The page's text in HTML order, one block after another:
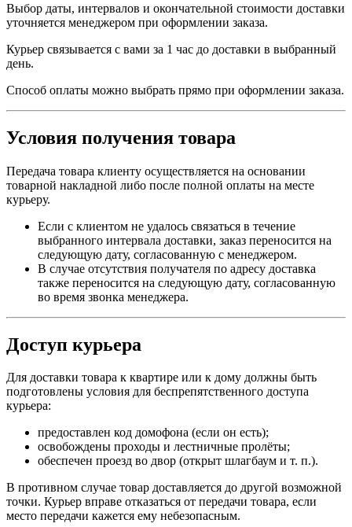
Выбор даты, интервалов и окончательной стоимости доставки
уточняется менеджером при оформлении заказа.
Курьер связывается с вами за 1 час до доставки в выбранный
день.
Способ оплаты можно выбрать прямо при оформлении заказа.
Условия получения товара
Передача товара клиенту осуществляется на основании
товарной накладной либо после полной оплаты на месте
курьеру.
Если с клиентом не удалось связаться в течение
выбранного интервала доставки, заказ переносится на
следующую дату, согласованную с менеджером.
В случае отсутствия получателя по адресу доставка
также переносится на следующую дату, согласованную
во время звонка менеджера.
Доступ курьера
Для доставки товара к квартире или к дому должны быть
подготовлены условия для беспрепятственного доступа
курьера:
предоставлен код домофона (если он есть);
освобождены проходы и лестничные пролёты;
обеспечен проезд во двор (открыт шлагбаум и т. п.).
В противном случае товар доставляется до другой возможной
точки. Курьер вправе отказаться от передачи товара, если
место передачи кажется ему небезопасным.